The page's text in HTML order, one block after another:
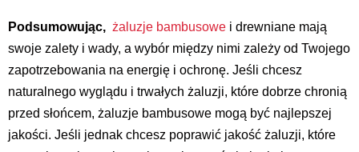
Podsumowując, żaluzje bambusowe i drewniane mają
swoje zalety i wady, a wybór między nimi zależy od Twojego
zapotrzebowania na energię i ochronę. Jeśli chcesz
naturalnego wyglądu i trwałych żaluzji, które dobrze chronią
przed słońcem, żaluzje bambusowe mogą być najlepszej
jakości. Jeśli jednak chcesz poprawić jakość żaluzji, które